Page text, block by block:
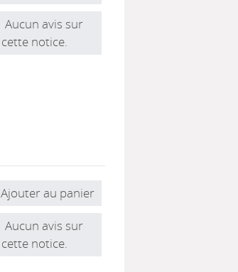
Aucun avis sur
cette notice.
Ajouter au panier
Aucun avis sur
cette notice.